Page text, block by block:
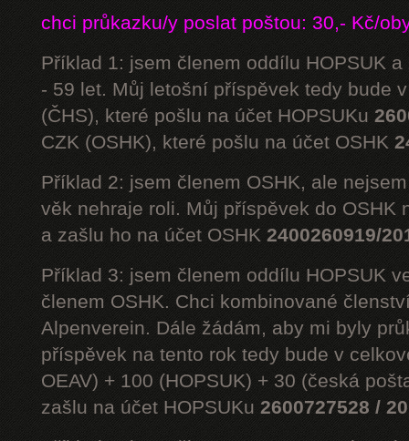
chci průkazku/y poslat poštou: 30,- Kč/
Příklad 1: jsem členem oddílu HOPSUK
- 59 let. Můj letošní příspěvek tedy bude
(ČHS), které pošlu na účet HOPSUKu
CZK (OSHK), které pošlu na účet OSHK
Příklad 2: jsem členem OSHK, ale
věk nehraje roli. Můj příspěvek do OSHK
a zašlu ho na účet OSHK 2400260919/
Příklad 3: jsem členem oddílu HOPSUK
členem OSHK. Chci kombinované
Alpenverein. Dále žádám, aby mi byly
příspěvek na tento rok tedy bude v
OEAV) + 100 (HOPSUK) + 30 (česká
zašlu na účet HOPSUKu 2600727528 /